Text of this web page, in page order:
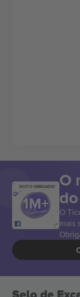
MUITO OBRIGADO! O
O
mais